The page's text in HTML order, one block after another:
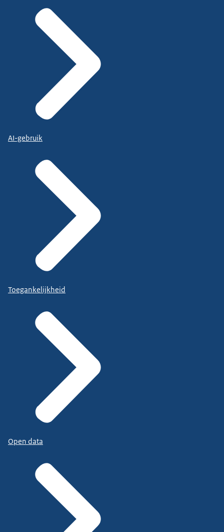
AI-gebruik
Toegankelijkheid
Open data